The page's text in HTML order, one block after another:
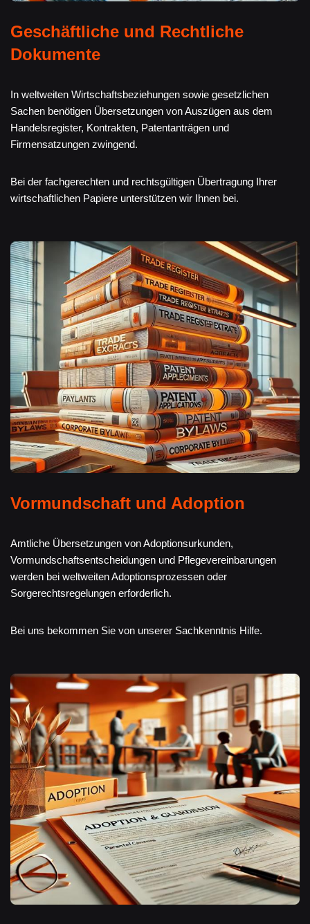
Geschäftliche und Rechtliche
Dokumente
In weltweiten Wirtschaftsbeziehungen sowie gesetzlichen
Sachen benötigen Übersetzungen von Auszügen aus dem
Handelsregister, Kontrakten, Patentanträgen und
Firmensatzungen zwingend.
Bei der fachgerechten und rechtsgültigen Übertragung Ihrer
wirtschaftlichen Papiere unterstützen wir Ihnen bei.
Vormundschaft und Adoption
Amtliche Übersetzungen von Adoptionsurkunden,
Vormundschaftsentscheidungen und Pflegevereinbarungen
werden bei weltweiten Adoptionsprozessen oder
Sorgerechtsregelungen erforderlich.
Bei uns bekommen Sie von unserer Sachkenntnis Hilfe.